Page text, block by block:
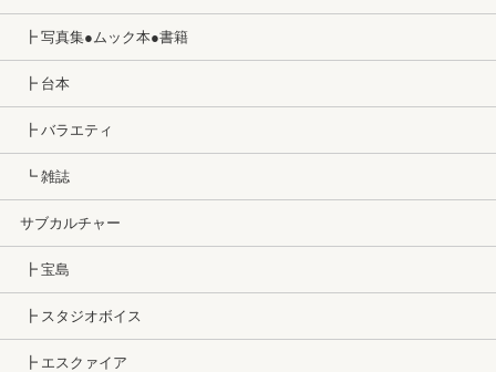
┣ 写真集●ムック本●書籍
┣ 台本
┣ バラエティ
┗ 雑誌
サブカルチャー
┣ 宝島
┣ スタジオボイス
┣ エスクァイア